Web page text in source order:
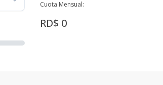
Cuota Mensual:
RD$ 0